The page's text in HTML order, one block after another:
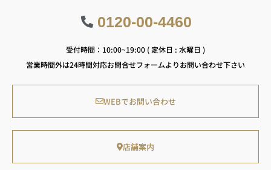
0120-00-4460
受付時間：10:00~19:00 ( 定休日 : 水曜日 )
営業時間外は24時間対応お問合せフォームよりお問い合わせ下さい
WEBでお問い合わせ
店舗案内